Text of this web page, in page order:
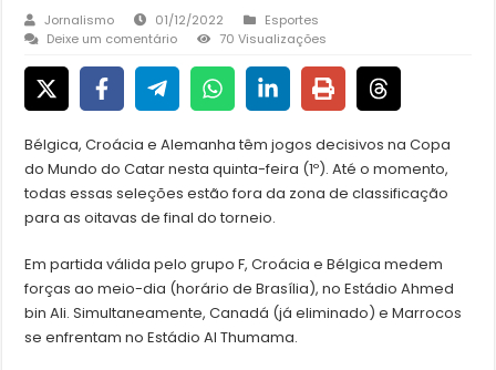
Jornalismo 01/12/2022
Esportes
Deixe um comentário
70 Visualizações
Bélgica, Croácia e Alemanha têm jogos decisivos na Copa
do Mundo do Catar nesta quinta-feira (1º). Até o momento,
todas essas seleções estão fora da zona de classificação
para as oitavas de final do torneio.
Em partida válida pelo grupo F, Croácia e Bélgica medem
forças ao meio-dia (horário de Brasília), no Estádio Ahmed
bin Ali. Simultaneamente, Canadá (já eliminado) e Marrocos
se enfrentam no Estádio Al Thumama.